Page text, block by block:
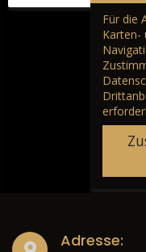
Für die
Karten-
Adresse: